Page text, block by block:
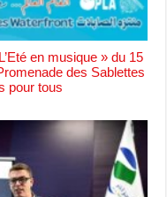
en musique » du 15
des Sablettes
pour tous